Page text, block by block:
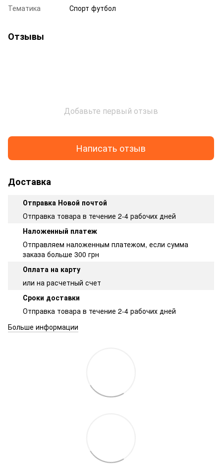
Тематика
Спорт футбол
Отзывы
Добавьте первый отзыв
Написать отзыв
Доставка
Отправка Новой почтой
Отправка товара в течение 2-4 рабочих дней
Наложенный платеж
Отправляем наложенным платежом, если сумма
заказа больше 300 грн
Оплата на карту
или на расчетный счет
Сроки доставки
Отправка товара в течение 2-4 рабочих дней
Больше информации